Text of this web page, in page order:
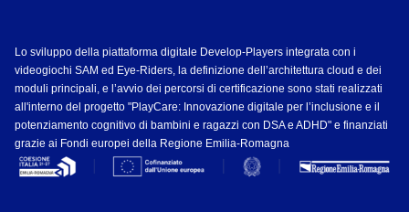
Lo sviluppo della piattaforma digitale Develop-Players integrata con i
videogiochi SAM ed Eye-Riders, la definizione dell’architettura cloud e dei
moduli principali, e l’avvio dei percorsi di certificazione sono stati realizzati
all'interno del progetto "PlayCare: Innovazione digitale per l’inclusione e il
potenziamento cognitivo di bambini e ragazzi con DSA e ADHD" e finanziati
grazie ai Fondi europei della Regione Emilia-Romagna